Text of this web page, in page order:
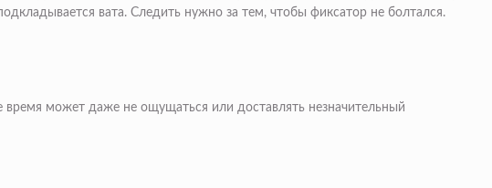
вата. Следить нужно за тем, чтобы фиксатор не болтался.
время может даже не ощущаться или доставлять незначительный